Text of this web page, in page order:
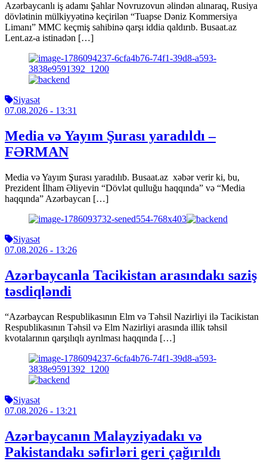
Azərbaycanlı iş adamı Şahlar Novruzovun əlindən alınaraq, Rusiya
dövlətinin mülkiyyətinə keçirilən “Tuapse Dəniz Kommersiya
Limanı” MMC keçmiş sahibinə qarşı iddia qaldırıb. Busaat.az
Lent.az-a istinadən […]
Siyasət
07.08.2026 - 13:31
Media və Yayım Şurası yaradıldı –
FƏRMAN
Media və Yayım Şurası yaradılıb. Busaat.az xəbər verir ki, bu,
Prezident İlham Əliyevin “Dövlət qulluğu haqqında” və “Media
haqqında” Azərbaycan […]
Siyasət
07.08.2026 - 13:26
Azərbaycanla Tacikistan arasındakı saziş
təsdiqləndi
“Azərbaycan Respublikasının Elm və Təhsil Nazirliyi ilə Tacikistan
Respublikasının Təhsil və Elm Nazirliyi arasında illik təhsil
kvotalarının qarşılıqlı ayrılması haqqında […]
Siyasət
07.08.2026 - 13:21
Azərbaycanın Malayziyadakı və
Pakistandakı səfirləri geri çağırıldı